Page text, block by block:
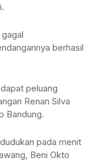
berhasil
peluang
Renan Silva
Bandung.
pada menit
Beni Okto